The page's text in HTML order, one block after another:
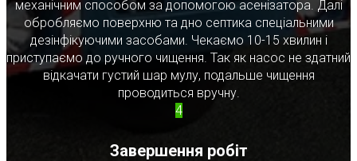
механічним способом за допомогою асенізатора. Далі
обробляємо поверхню та дно септика спеціальними
дезінфікуючими засобами. Чекаємо 10-15 хвилин і
приступаємо до ручного чищення. Так як насос не здатний
відкачати густий шар мулу, подальше чищення
проводиться вручну.
4
Завершення робіт